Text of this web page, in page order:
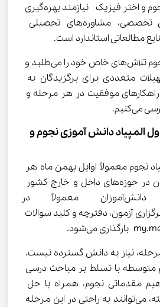
المپیاد دانش آموزی نجوم و اختر فیزیک  نیازمند بهره‌گیری
از کلاس‌های آموزشی تخصصی، مشاوره‌های تحصیلی
مطالعاتی استاندارد است.
هر مرحله از المپیاد نجوم تلاش‌های خاص خود را می‌طلبد و
متعددی برای برگزیدگان به
راهکارهای موفقیت در هر مرحله و
می‌کنیم.
المپیاد دانش آموزی نجوم و
نجوم معمولاً اوایل بهمن ماه هر
سال به صورت همزمان در حوزه‌های داخل و خارج کشور
برگزار می‌شود. دانش‌آموزان
برگزاری آزمون، دفترچه و کلید سوالات
نیاز به دانش گسترده نیست.
دوم متوسطه با تسلط بر مباحث درسی
مقدماتی نجوم، همراه با حل
سوالات سال‌های گذشته، می‌توانند به راحتی در این مرحله